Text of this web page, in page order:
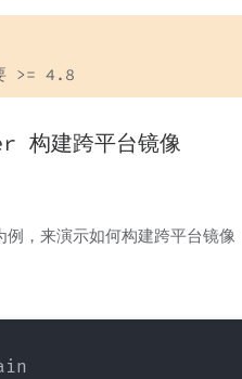
>= 4.8
建跨平台镜像
，来演示如何构建跨平台镜像